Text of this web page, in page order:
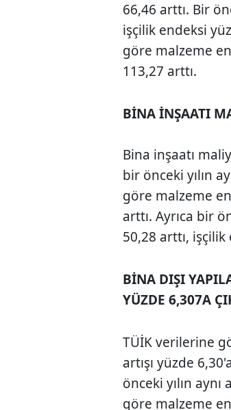
66,46 arttı. Bir
işçilik endeksi
göre malzeme
113,27 arttı.
BİNA İNŞAATI
Bina inşaatı
bir önceki yılın
göre malzeme
arttı. Ayrıca bir
50,28 arttı,
BİNA DIŞI
YÜZDE 6,307A
TÜİK verilerine
artışı yüzde
önceki yılın
göre malzeme